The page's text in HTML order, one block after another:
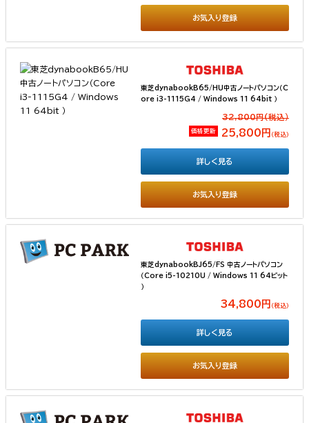
お気入り登録
東芝dynabookB65/HU中古ノートパソコン（C
ore i3-1115G4 / Windows 11 64bit ）
32,800円(税込）
価格更新 25,800円 （税込）
お気入り登録
詳しく見る
東芝dynabookBJ65/FS 中古ノートパソコン
（Core i5-10210U / Windows 11 64ビット
）
34,800円 （税込）
お気入り登録
詳しく見る